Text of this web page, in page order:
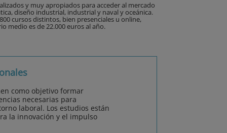
y muy apropiados para acceder al mercado
diseño industrial, industrial y naval y oceánica.
cursos distintos, bien presenciales u online,
medio es de 22.000 euros al año.
como objetivo formar
necesarias para
laboral. Los estudios están
la innovación y el impulso